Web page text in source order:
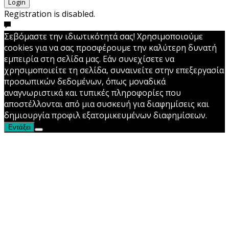
Login
Registration is disabled.
Σεβόμαστε την ιδιωτικότητά σας! Χρησιμοποιούμε
cookies για να σας προσφέρουμε την καλύτερη δυνατή
εμπειρία στη σελίδα μας. Εάν συνεχίσετε να
χρησιμοποιείτε τη σελίδα, συναινείτε στην επεξεργασία
προσωπικών δεδομένων, όπως μοναδικά
αναγνωριστικά και τυπικές πληροφορίες που
αποστέλλονται από μια συσκευή για διαφημίσεις και
δημιουργία προφιλ εξατομικευμένων διαφημίσεων.
Εντάξει